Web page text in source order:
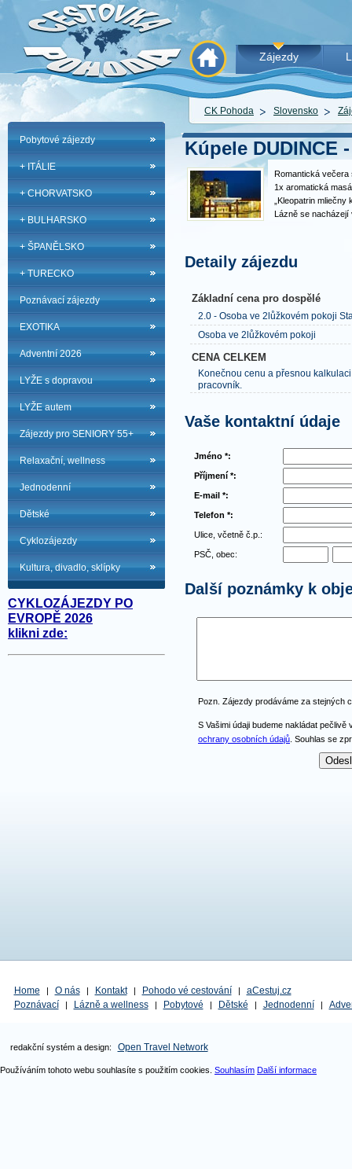
Zájezdy
CK Pohoda Slovensko
Pobytové zájezdy
+ ITÁLIE
+ CHORVATSKO
+ BULHARSKO
+ ŠPANĚLSKO
+ TURECKO
Poznávací zájezdy
EXOTIKA
Adventní 2026
LYŽE s dopravou
LYŽE autem
Zájezdy pro SENIORY 55+
Relaxační, wellness
Jednodenní
Dětské
Cyklozájezdy
Kultura, divadlo, sklípky
CYKLOZÁJEZDY PO
EVROPĚ 2026
klikni zde:
Kúpele DUDINCE
Romantická večera
1x aromatická
„Kleopatrin
Lázně se
Detaily zájezdu
Základní cena pro dospělé
2.0 - Osoba ve 2lůžkovém pokoji
Osoba ve 2lůžkovém pokoji
CENA CELKEM
Konečnou cenu a přesnou
pracovník.
Vaše kontaktní údaje
Jméno *:
Příjmení *:
E-mail *:
Telefon *:
Ulice, včetně č.p.:
PSČ, obec:
Další poznámky k
Pozn. Zájezdy prodáváme za stejných
S Vašimi údaji budeme nakládat
ochrany osobních údajů . Souhlas se
Home | O nás | Kontakt | Pohodo vé cestování |
aCestuj.cz
Poznávací
| Lázně a wellness | Pobytové | Dětské | Jednodenní |
redakční systém a design: Open Travel Network
Používáním tohoto webu souhlasíte s použitím cookies. Souhlasím Další informace